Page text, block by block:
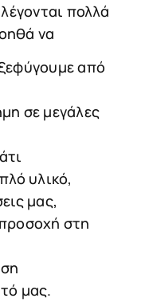
πολλά
να
από
σε μεγάλες
υλικό,
μας,
στη
μας.